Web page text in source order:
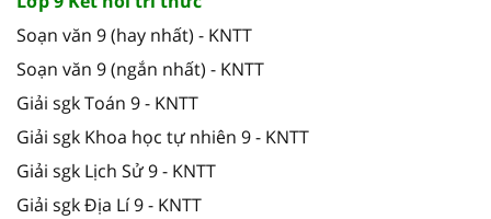
Soạn văn 9 (hay nhất) - KNTT
Soạn văn 9 (ngắn nhất) - KNTT
Giải sgk Toán 9 - KNTT
Giải sgk Khoa học tự nhiên 9 - KNTT
Giải sgk Lịch Sử 9 - KNTT
Giải sgk Địa Lí 9 - KNTT